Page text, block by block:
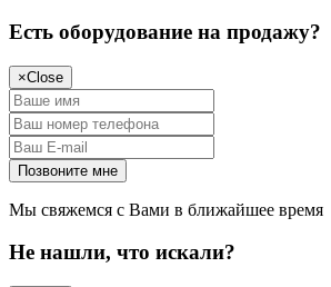
Есть оборудование на продажу?
×Close
Мы свяжемся с Вами в ближайшее время
Не нашли, что искали?